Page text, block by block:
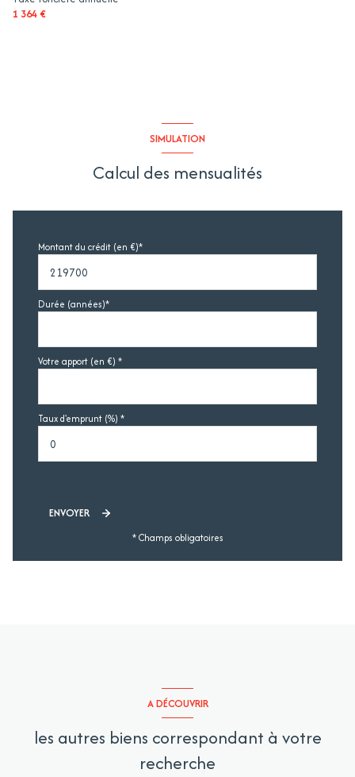
1 364 €
SIMULATION
Calcul des mensualités
Montant du crédit (en €)*
Durée (années)*
Votre apport (en €) *
Taux d'emprunt (%) *
ENVOYER
* Champs obligatoires
A DÉCOUVRIR
les autres biens correspondant à votre
recherche